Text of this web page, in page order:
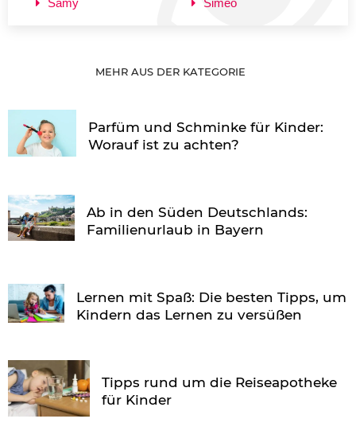
Samy Simeó
MEHR AUS DER KATEGORIE
Parfüm und Schminke für Kinder:
Worauf ist zu achten?
Ab in den Süden Deutschlands:
Familienurlaub in Bayern
Lernen mit Spaß: Die besten Tipps, um
Kindern das Lernen zu versüßen
Tipps rund um die Reiseapotheke
für Kinder